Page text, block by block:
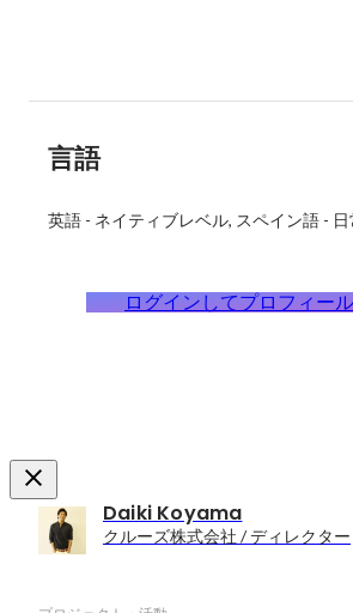
言語
英語 - ネイティブレベル スペイン語 -
ログインしてプロフィー
Daiki Koyama
クルーズ株式会社 / ディレクター